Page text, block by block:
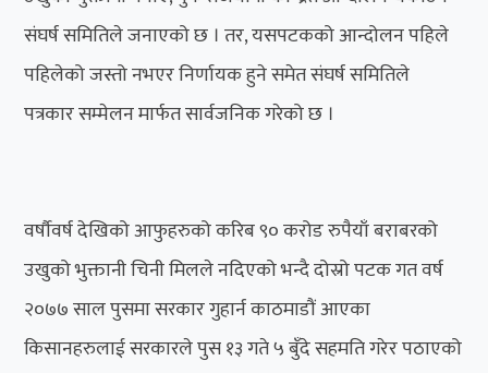
संघर्ष समितिले जनाएको छ । तर, यसपटकको आन्दोलन पहिले
पहिलेको जस्तो नभएर निर्णायक हुने समेत संघर्ष समितिले
पत्रकार सम्मेलन मार्फत सार्वजनिक गरेको छ ।
वर्षौवर्ष देखिको आफुहरुको करिब ९० करोड रुपैयाँ बराबरको
उखुको भुक्तानी चिनी मिलले नदिएको भन्दै दोस्रो पटक गत वर्ष
२०७७ साल पुसमा सरकार गुहार्न काठमाडौं आएका
किसानहरुलाई सरकारले पुस १३ गते ५ बुँदे सहमति गरेर पठाएको